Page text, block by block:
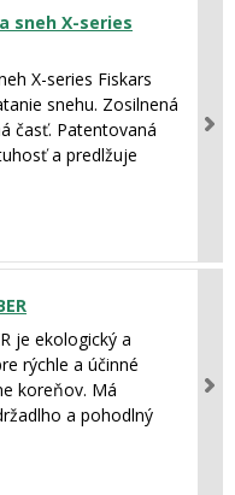
sneh X-series
X-series Fiskars
snehu. Zosilnená
časť. Patentovaná
a predlžuje
je ekologický a
rýchle a účinné
koreňov. Má
a pohodlný